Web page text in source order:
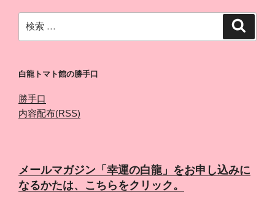
索:
白龍トマト館の勝手口
勝手口
内容配布(RSS)
メールマガジン「幸運の白龍」をお申し込みに
なるかたは、こちらをクリック。